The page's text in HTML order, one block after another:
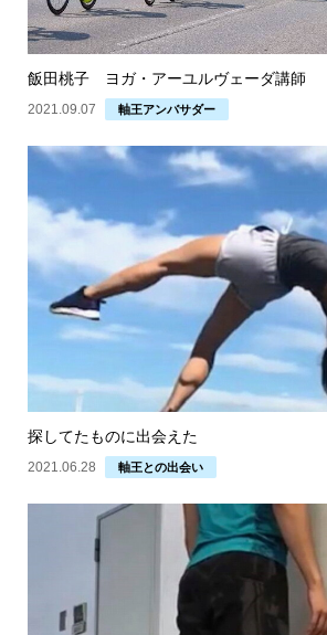
飯田桃子 ヨガ・アーユルヴェーダ講師
2021.09.07 軸王アンバサダー
探してたものに出会えた
2021.06.28 軸王との出会い